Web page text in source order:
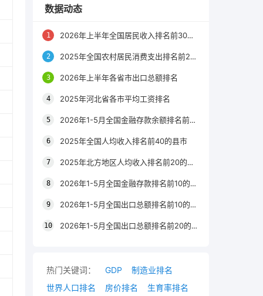
数据动态
2026年上半年全国居民收入排名前30的区县
2025年全国农村居民消费支出排名前20的城市
2026年上半年各省市出口总额排名
2025年河北省各市平均工资排名
2026年1-5月全国金融存款余额排名前20的城市
2025年全国人均收入排名前40的县市
2025年北方地区人均收入排名前20的城市
2026年1-5月全国金融存款排名前10的省份
2026年1-5月全国出口总额排名前10的省市
2026年1-5月全国出口总额排名前20的城市
热门关键词： GDP
制造业排名
世界人口排名
房价排名 生育率排名